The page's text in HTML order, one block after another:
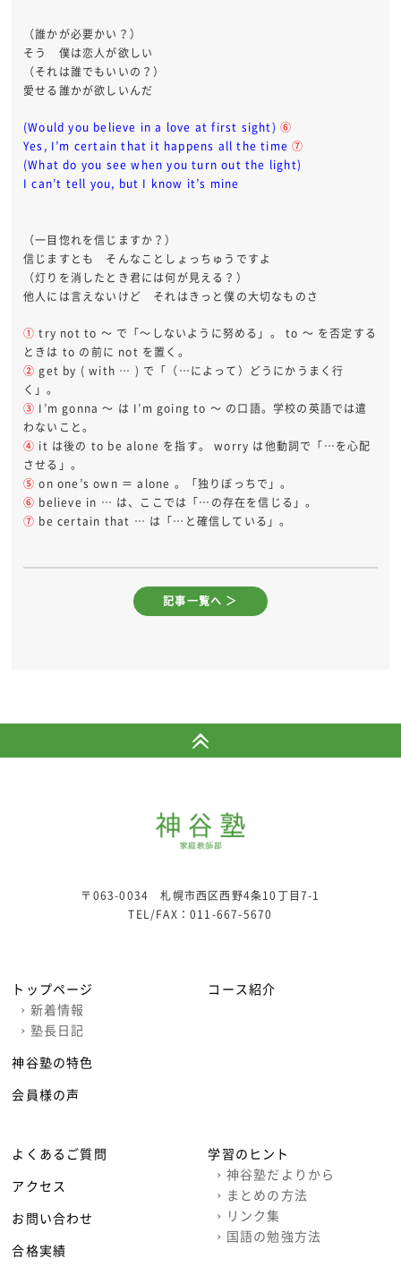
（誰かが必要かい？）
そう 僕は恋人が欲しい
（それは誰でもいいの？）
愛せる誰かが欲しいんだ
(Would you believe in a love at first sight)⑥
Yes, I’m certain that it happens all the time⑦
(What do you see when you turn out the light)
I can’t tell you, but I know it’s mine
（一目惚れを信じますか？）
信じますとも そんなことしょっちゅうですよ
（灯りを消したとき君には何が見える？）
他人には言えないけど それはきっと僕の大切なものさ
① try not to ～ で「～しないように努める」。 to ～ を否定する
ときは to の前に not を置く。
② get by ( with … ) で「（…によって）どうにかうまく行
く」。
③ I’m gonna ～ は I’m going to ～ の口語。学校の英語では遣
わないこと。
④ it は後の to be alone を指す。 worry は他動詞で「…を心配
させる」。
⑤ on one’s own ＝ alone 。「独りぼっちで」。
⑥ believe in … は、ここでは「…の存在を信じる」。
⑦ be certain that … は「…と確信している」。
記事一覧へ ＞
〒063-0034 札幌市西区西野4条10丁目7-1
TEL/FAX：011-667-5670
トップページ
› 新着情報
› 塾長日記
神谷塾の特色
会員様の声
コース紹介
よくあるご質問
アクセス
お問い合わせ
合格実績
学習のヒント
› 神谷塾だよりから
› まとめの方法
› リンク集
› 国語の勉強方法